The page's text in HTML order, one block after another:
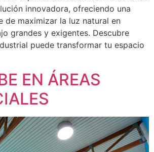
innovadora, ofreciendo una
de maximizar la luz natural en
grandes y exigentes. Descubre
puede transformar tu espacio
EN ÁREAS